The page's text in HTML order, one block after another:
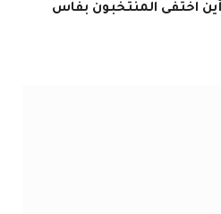
اختفى المنتخبون بفاس